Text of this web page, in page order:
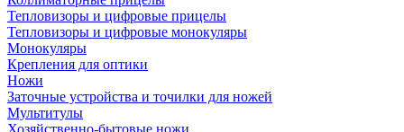
Тепловизоры и цифровые прицелы
Тепловизоры и цифровые монокуляры
Монокуляры
Крепления для оптики
Ножи
Заточные устройства и точилки для ножей
Мультитулы
Хозяйственно-бытовые ножи